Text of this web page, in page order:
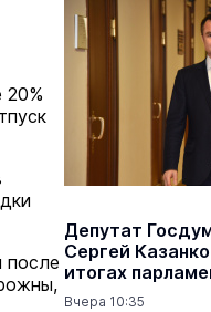
20%
после
Депутат
Сергей
итогах
Вчера 10:35